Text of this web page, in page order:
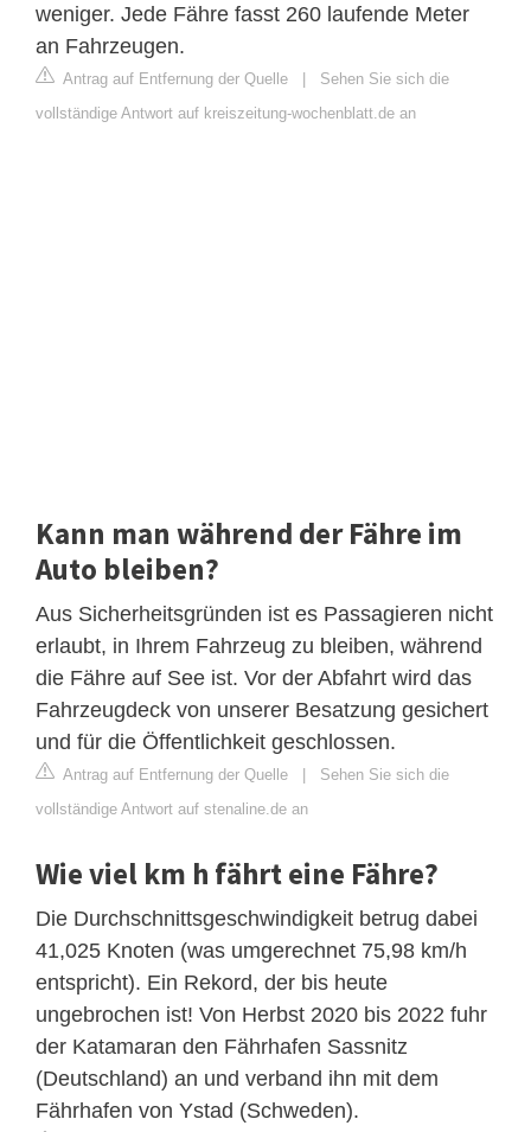
weniger. Jede Fähre fasst 260 laufende Meter
an Fahrzeugen.
Antrag auf Entfernung der Quelle | Sehen Sie sich die
vollständige Antwort auf kreiszeitung-wochenblatt.de an
Kann man während der Fähre im
Auto bleiben?
Aus Sicherheitsgründen ist es Passagieren nicht
erlaubt, in Ihrem Fahrzeug zu bleiben, während
die Fähre auf See ist. Vor der Abfahrt wird das
Fahrzeugdeck von unserer Besatzung gesichert
und für die Öffentlichkeit geschlossen.
Antrag auf Entfernung der Quelle | Sehen Sie sich die
vollständige Antwort auf stenaline.de an
Wie viel km h fährt eine Fähre?
Die Durchschnittsgeschwindigkeit betrug dabei
41,025 Knoten (was umgerechnet 75,98 km/h
entspricht). Ein Rekord, der bis heute
ungebrochen ist! Von Herbst 2020 bis 2022 fuhr
der Katamaran den Fährhafen Sassnitz
(Deutschland) an und verband ihn mit dem
Fährhafen von Ystad (Schweden).